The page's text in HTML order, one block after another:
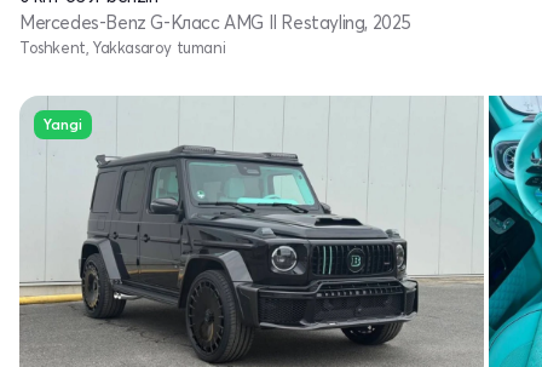
Mercedes-Benz G-Класс AMG II Restayling, 2025
Toshkent, Yakkasaroy tumani
Yangi